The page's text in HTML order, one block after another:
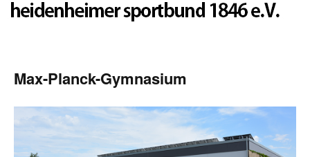
Max-Planck-Gymnasium